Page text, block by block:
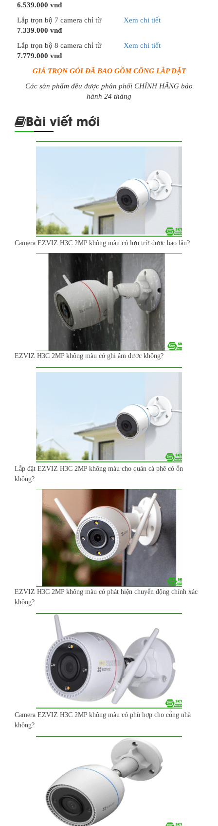
6.539.000 vnđ
Lắp trọn bộ 7 camera chỉ từ
7.339.000 vnđ
Xem chi tiết
Lắp trọn bộ 8 camera chỉ từ
7.779.000 vnđ
Xem chi tiết
GIÁ TRỌN GÓI ĐÃ BAO GỒM CÔNG LẮP ĐẶT
Các sản phẩm đều được phân phối CHÍNH HÃNG bảo
hành 24 tháng
Bài viết mới
Camera EZVIZ H3C 2MP không màu có lưu trữ được bao lâu?
EZVIZ H3C 2MP không màu có ghi âm được không?
Lắp đặt EZVIZ H3C 2MP không màu cho quán cà phê có ổn
không?
EZVIZ H3C 2MP không màu có phát hiện chuyển động chính xác
không?
Camera EZVIZ H3C 2MP không màu có phù hợp cho cổng nhà
không?